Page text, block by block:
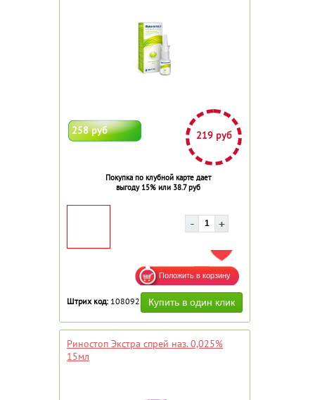
258 руб 219 руб
Покупка по клубной карте дает
выгоду 15% или 38.7 руб
ДОБАВИТЬ В ИЗБРАННОЕ
Штрих код: 108092
Риностоп Экстра спрей наз. 0,025%
15мл